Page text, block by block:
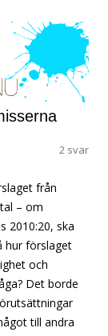
2 svar
från
– om
2010:20, ska
hur förslaget
och
Det borde
till andra